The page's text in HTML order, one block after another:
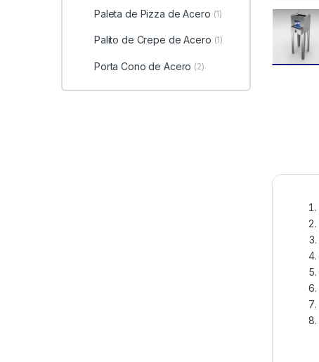
Paleta de Pizza de Acero (1)
Palito de Crepe de Acero (1)
Porta Cono de Acero (2)